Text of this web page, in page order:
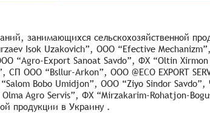
занимающихся сельскохозяйственной
Isok Uzakovich”, OOO “Efective
“Agro-Export Sanoat Savdo”, ФХ “Oltin
OOO “Bsllur-Arkon”, OOO @ECO EXPORT
Bobo Umidjon”, OOO “Ziyo Sindor
Agro Servis”, ФХ “Mirzakarim-Rohatjon-
продукции в Украину .